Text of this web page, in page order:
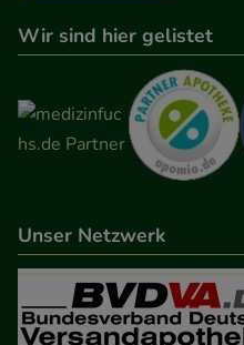
Verhaltensweisen (z.B.
anzupassen. Komfort-
auch auf Ihre
anzuzeigen und unser
betreiben.
Informationen über die
unserer Website
unsere Website weiter
den Inhalt auf unserer
Wir sind hier gelistet
Unser Netzwerk